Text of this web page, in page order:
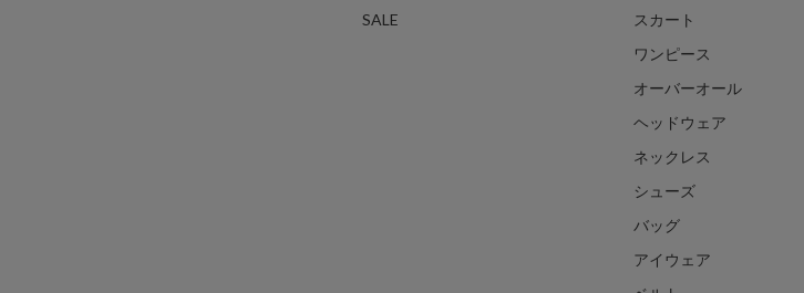
SALE
スカート
ワンピース
オーバーオール
ヘッドウェア
ネックレス
シューズ
バッグ
アイウェア